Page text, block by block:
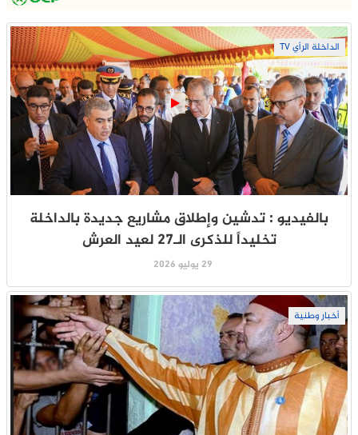
الداخلة الرأي TV
بالفيديو : تدشين وإطلاق مشاريع جديدة بالداخلة
تخليداً للذكرى الـ27 لعيد العرش
29 يوليو 2026
أخبار وطنية